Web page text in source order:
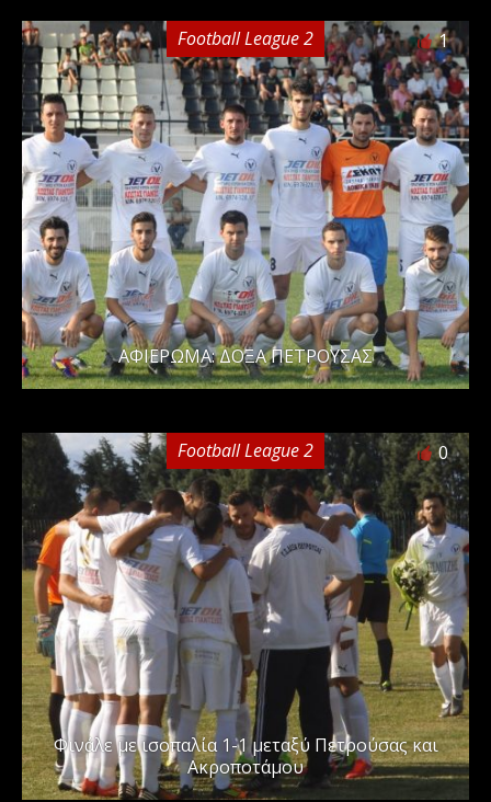
Football League 2 1
ΑΦΙΕΡΩΜΑ: ΔΟΞΑ ΠΕΤΡΟΥΣΑΣ
Football League 2 0
Φινάλε με ισοπαλία 1-1 μεταξύ Πετρούσας και
Ακροποτάμου